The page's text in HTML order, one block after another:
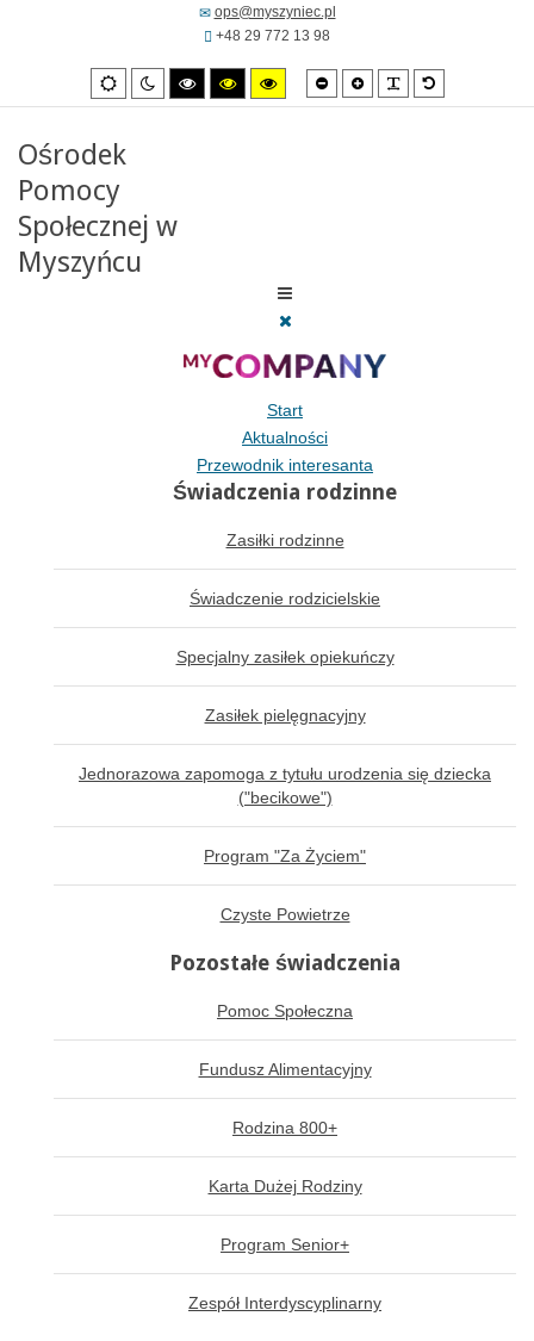
ops@myszyniec.pl
+48 29 772 13 98
Ustawienia
domyslne
Tryb
nocny
Wysoki
kontrast
Wysoki
kontrast
Wysoki
kontrast
Mniejsza
czcionka
Zwiększona
czcionka
Domyślna
czcionka
Ośrodek
Pomocy
Społecznej w
Myszyńcu
Start
Aktualności
Przewodnik interesanta
Świadczenia rodzinne
Zasiłki rodzinne
Świadczenie rodzicielskie
Specjalny zasiłek opiekuńczy
Zasiłek pielęgnacyjny
Jednorazowa zapomoga z tytułu urodzenia się dziecka
("becikowe")
Program "Za Życiem"
Czyste Powietrze
Pozostałe świadczenia
Pomoc Społeczna
Fundusz Alimentacyjny
Rodzina 800+
Karta Dużej Rodziny
Program Senior+
Zespół Interdyscyplinarny